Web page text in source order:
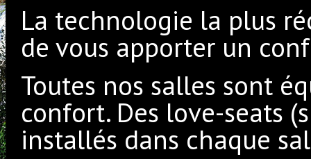
La technologie la plus
de vous apporter un
Toutes nos salles sont
confort. Des love-seats
installés dans chaque